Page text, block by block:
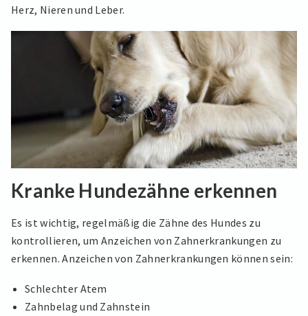
Herz, Nieren und Leber.
Kranke Hundezähne erkennen
Es ist wichtig, regelmäßig die Zähne des Hundes zu
kontrollieren, um Anzeichen von Zahnerkrankungen zu
erkennen. Anzeichen von Zahnerkrankungen können sein:
Schlechter Atem
Zahnbelag und Zahnstein